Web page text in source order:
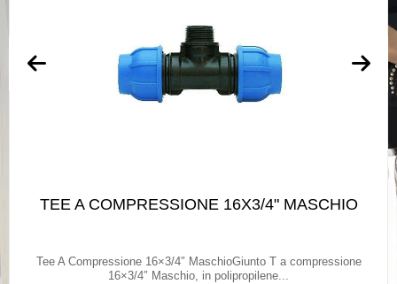
TEE A COMPRESSIONE 16X3/4" MASCHIO
Tee A Compressione 16×3/4″ MaschioGiunto T a compressione
16×3/4″ Maschio, in polipropilene...